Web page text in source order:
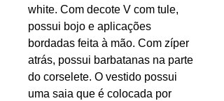
white. Com decote V com tule,
possui bojo e aplicações
bordadas feita à mão. Com zíper
atrás, possui barbatanas na parte
do corselete. O vestido possui
uma saia que é colocada por